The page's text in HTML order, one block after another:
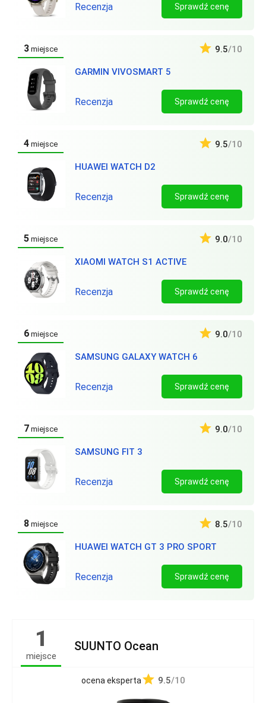
Recenzja Sprawdź cenę
3 miejsce
GARMIN VIVOSMART 5
9.5/10
Recenzja Sprawdź cenę
4 miejsce
HUAWEI WATCH D2
9.5/10
Recenzja Sprawdź cenę
5 miejsce
XIAOMI WATCH S1 ACTIVE
9.0/10
Recenzja Sprawdź cenę
6 miejsce
SAMSUNG GALAXY WATCH 6
9.0/10
Recenzja Sprawdź cenę
7 miejsce
SAMSUNG FIT 3
9.0/10
Recenzja Sprawdź cenę
8 miejsce
HUAWEI WATCH GT 3 PRO SPORT
8.5/10
Recenzja Sprawdź cenę
1
miejsce
SUUNTO Ocean
ocena eksperta 9.5/10